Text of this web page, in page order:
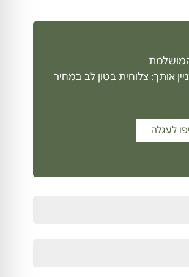
המושלמת
אותך: צלוחית בטון לב במחיר
לעגלה